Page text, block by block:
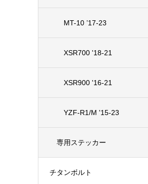
MT-10 ’17-23
XSR700 '18-21
XSR900 '16-21
YZF-R1/M '15-23
専用ステッカー
チタンボルト